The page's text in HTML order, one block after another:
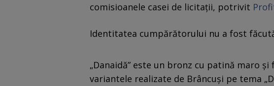
comisioanele casei de licitații, potrivit
Identitatea cumpărătorului nu a fost
„Danaidă” este un bronz cu patină maro
variantele realizate de Brâncuși pe tema